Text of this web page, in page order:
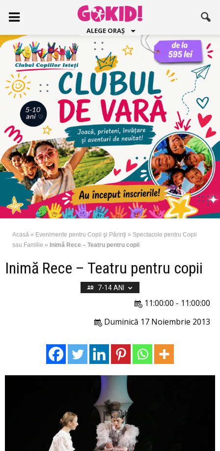
ALEGE ORAȘ
Acasă » Evenimente pentru Copii şi Părinţi » Spectacole pentru Copii
sau Familie » Inimă Rece – Teatru pentru copii
Inimă Rece – Teatru pentru copii
7-14 ANI
11:00:00 - 11:00:00
Duminică 17 Noiembrie 2013